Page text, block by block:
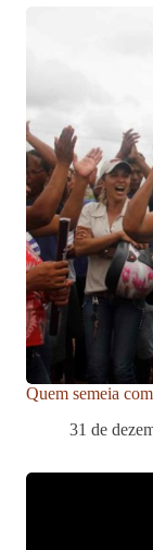
Quem semeia
31 de